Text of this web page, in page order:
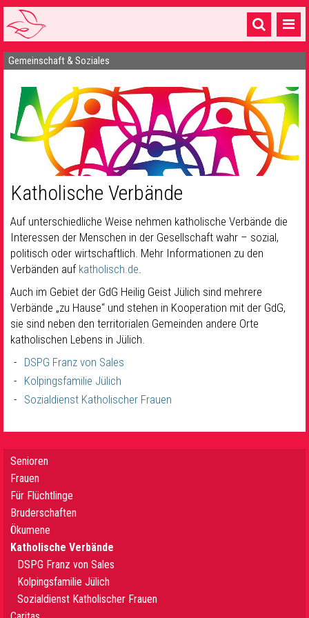
Startseite
1 Pfarrei
16 Gemeinden & mehr
Gottesdienste & Sinnsuche
Sakramente & Feste
Gemeinschaft & Soziales
Musik & Kultur
Seelsorge & Kontakt
Gemeinschaft & Soziales
Katholische Verbände
Auf unterschiedliche Weise nehmen katholische Verbände die
Interessen der Menschen in der Gesellschaft wahr – sozial,
politisch oder wirtschaftlich. Mehr Informationen zu den
Verbänden auf katholisch.de.
Auch im Gebiet der GdG Heilig Geist Jülich sind mehrere
Verbände „zu Hause“ und stehen in Kooperation mit der GdG,
sie sind neben den territorialen Gemeinden andere Orte
katholischen Lebens in Jülich.
DSPG Franz von Sales
Kolpingsfamilie Jülich
Sozialdienst Katholischer Frauen
Senioren
Frauen
Für Flüchtlinge
Bruderschaften
Ökumene
Katholische Verbände
DSPG Franz von Sales
Kolpingsfamilie Jülich
Sozialdienst Katholischer Frauen